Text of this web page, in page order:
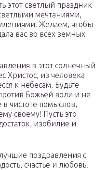
этот светлый праздник
мечтаниями,
Желаем, чтобы
вас во всех земных
в этот солнечный
Христос, из человека
к небесам. Будьте
Божьей воли и не
чистоте помыслов,
своему! Пусть это
изобилие и
поздравления с
счастье и любовь!